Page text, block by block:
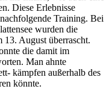
Diese Erlebnisse
Training. Bei
wurden die
August überrascht.
die damit im
Man ahnte
kämpfen außerhalb des
könnte.